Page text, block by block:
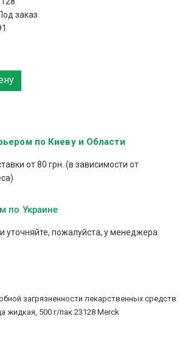
заказ
по Киеву и Области
от 80 грн. (в зависимости от
по Украине
уточняйте, пожалуйста, у менеджера.
загрязненности лекарственных средств
жидкая, 500 г/пак 23128 Merck